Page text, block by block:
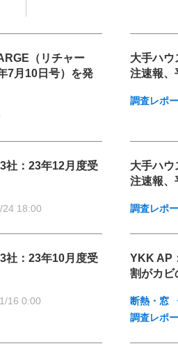
（リチャー
7月10日号）を発
大手ハウ
注速報、
調査レポ
社：23年12月度受
24 18:00
大手ハウ
注速報、
調査レポ
社：23年10月度受
16 0:00
YKK AP
割がカビ
断熱・窓
調査レポ